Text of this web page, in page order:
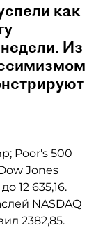
как
Из
Poor's 500
Jones
12 635,16.
NASDAQ
2382,85.